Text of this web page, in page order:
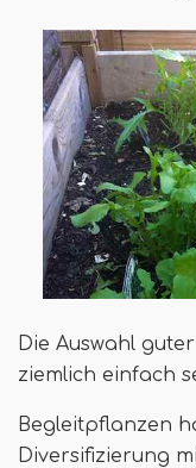
Die Auswahl
ziemlich einfach
Begleitpflanzen
Diversifizierung